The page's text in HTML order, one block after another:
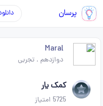
پرسان
Maral
دوازدهم .تجربی
کمک یار
5725 امتیاز